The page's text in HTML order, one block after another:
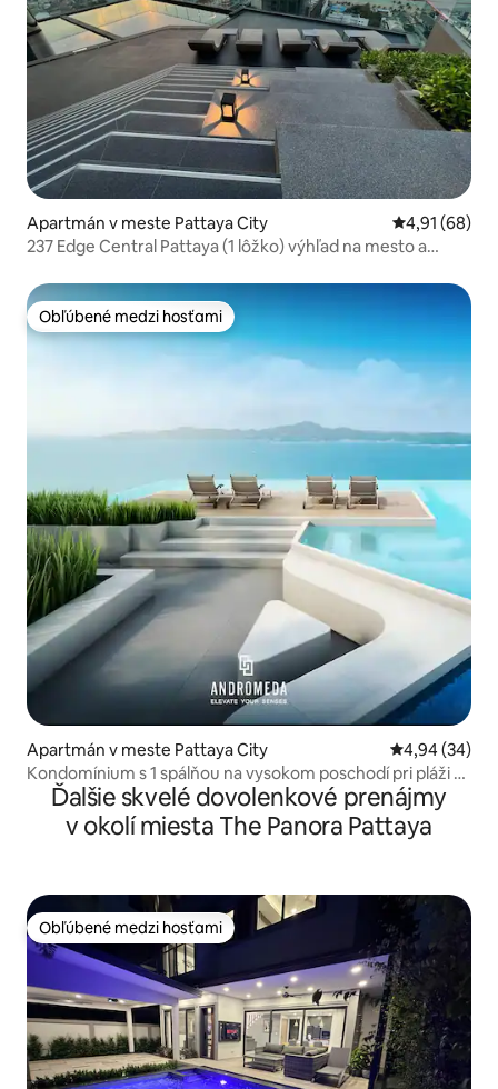
Apartmán v meste Pattaya City Priemerné
4,91 (68)
237 Edge Central Pattaya (1 lôžko) výhľad na mesto a
Obľúbené medzi hosťami
Obľúbené medzi hosťami
Apartmán v meste Pattaya City Priemerné
4,94 (34)
Kondomínium s 1 spálňou na vysokom poschodí pri pláži s
úžasným výhľadom
Ďalšie skvelé dovolenkové prenájmy
v okolí miesta The Panora Pattaya
Obľúbené medzi hosťami
Obľúbené medzi hosťami